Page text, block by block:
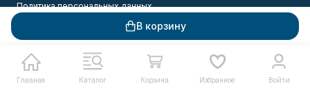
В корзину
Главная Каталог Корзина Избранное Войти
Политика персональных данных
© 2009-2026 MSANTEH